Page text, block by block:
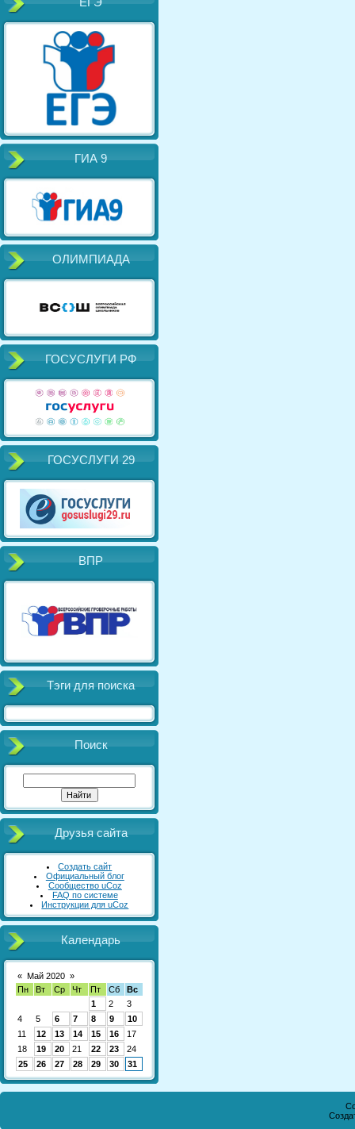
ГИА 9
ОЛИМПИАДА
ГОСУСЛУГИ РФ
ГОСУСЛУГИ 29
ВПР
Тэги для поиска
Поиск
Друзья сайта
Создать сайт
Официальный блог
Сообщество uCoz
FAQ по системе
Инструкции для uCoz
Календарь
« Май 2020 »
Пн
Вт Ср Чт Пт Сб
Вс
1
2
3
4
5 6 7 8 9
10
11
12 13 14 15 16
17
18
19 20 21 22 23
24
25
26 27 28 29 30 31